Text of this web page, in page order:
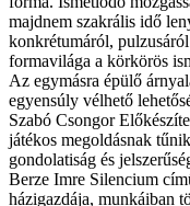
majdnem szakrális idő
konkrétumáról,
formavilága a körkörös
Az egymásra épülő
egyensúly vélhető
Szabó Csongor
játékos megoldásnak
gondolatiság és
Berze Imre Silencium
házigazdája, munkáiban